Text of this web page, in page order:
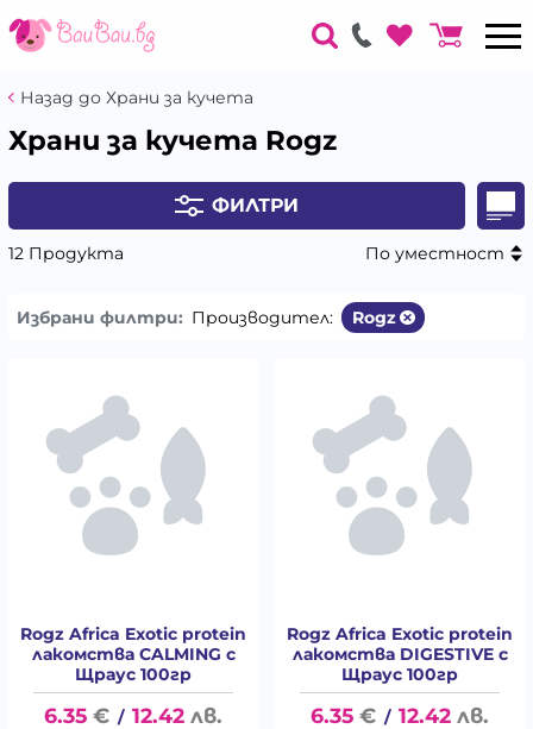
Назад до Храни за кучета
Храни за кучета Rogz
ФИЛТРИ
12 Продукта По уместност
Избрани филтри: Производител: Rogz
Rogz Africa Exotic protein
лакомства CALMING с
Щраус 100гр
6.35 € / 12.42 лв.
Rogz Africa Exotic protein
лакомства DIGESTIVE с
Щраус 100гр
6.35 € / 12.42 лв.